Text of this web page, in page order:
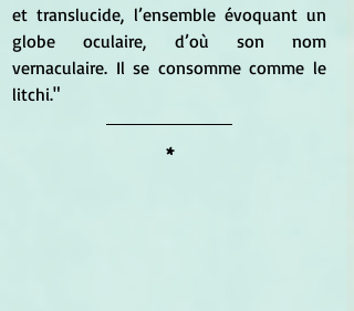
et translucide, l’ensemble évoquant un
globe oculaire, d’où son nom
vernaculaire. Il se consomme comme le
litchi."
*